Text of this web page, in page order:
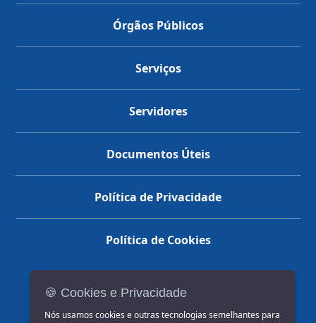
Órgãos Públicos
Serviços
Servidores
Documentos Úteis
Política de Privacidade
Política de Cookies
🍪 Cookies e Privacidade
Nós usamos cookies e outras tecnologias semelhantes para